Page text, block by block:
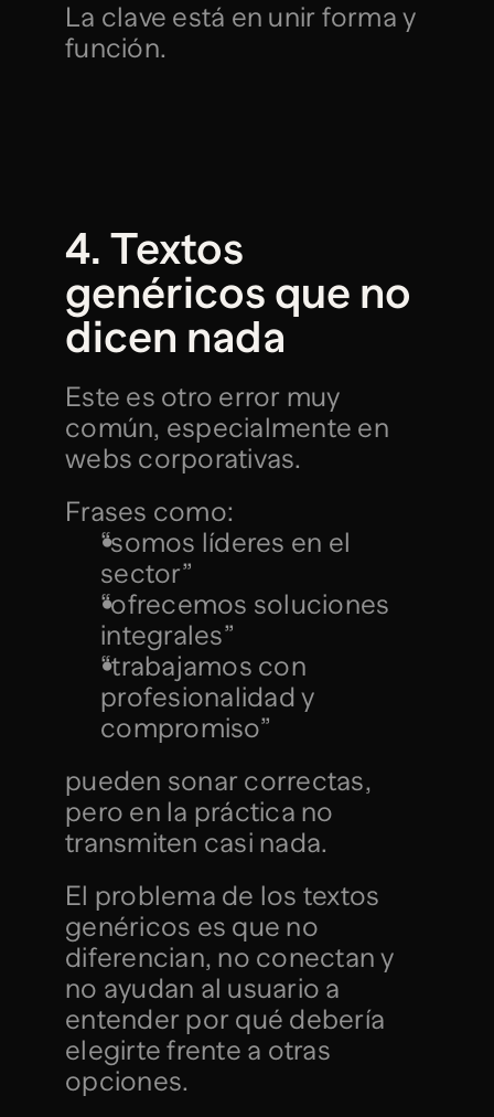
La clave está en unir forma y
función.
4. Textos
genéricos que no
dicen nada
Este es otro error muy
común, especialmente en
webs corporativas.
Frases como:
“somos líderes en el
sector”
“ofrecemos soluciones
integrales”
“trabajamos con
profesionalidad y
compromiso”
pueden sonar correctas,
pero en la práctica no
transmiten casi nada.
El problema de los textos
genéricos es que no
diferencian, no conectan y
no ayudan al usuario a
entender por qué debería
elegirte frente a otras
opciones.